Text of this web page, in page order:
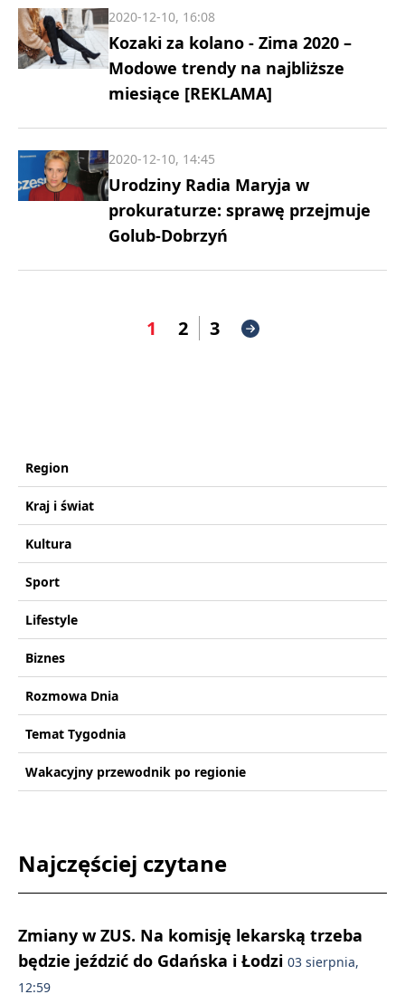
Kozaki za kolano - Zima 2020 –
Modowe trendy na najbliższe
miesiące [REKLAMA]
2020-12-10, 16:08
Urodziny Radia Maryja w
prokuraturze: sprawę przejmuje
Golub-Dobrzyń
2020-12-10, 14:45
1 2 3
Region
Kraj i świat
Kultura
Sport
Lifestyle
Biznes
Rozmowa Dnia
Temat Tygodnia
Wakacyjny przewodnik po regionie
Najczęściej czytane
Zmiany w ZUS. Na komisję lekarską trzeba
będzie jeździć do Gdańska i Łodzi 03 sierpnia,
12:59